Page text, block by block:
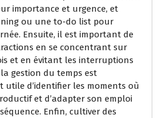
importance et urgence, et
ou une to-do list pour
Ensuite, il est important de
en se concentrant sur
et en évitant les interruptions
gestion du temps est
utile d’identifier les moments où
et d’adapter son emploi
Enfin, cultiver des